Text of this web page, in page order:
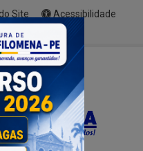
Site
Acessibilidade